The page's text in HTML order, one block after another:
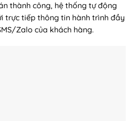
thành công, hệ thống tự động
trực tiếp thông tin hành trình đầy
Zalo của khách hàng.